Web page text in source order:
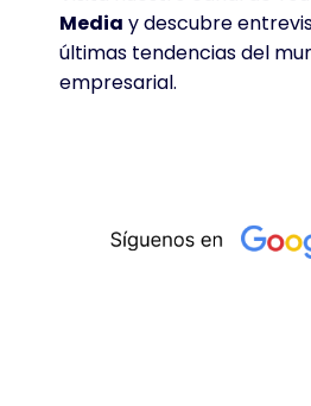
Media y descubre
últimas tendencias del
empresarial.